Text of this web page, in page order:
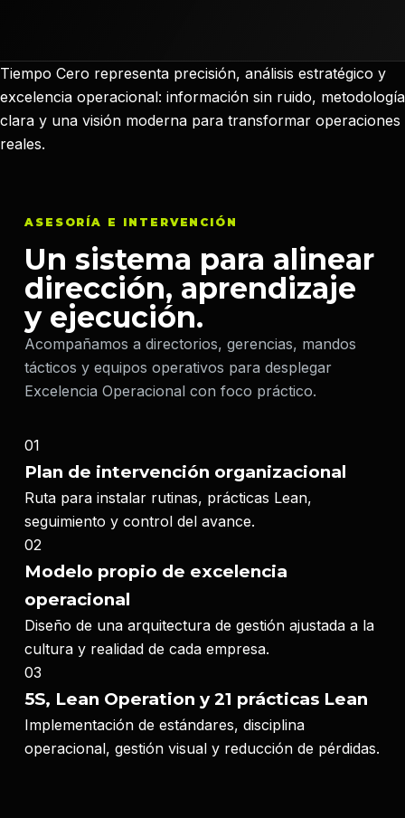
Tiempo Cero representa precisión, análisis estratégico y
excelencia operacional: información sin ruido, metodología
clara y una visión moderna para transformar operaciones
reales.
ASESORÍA E INTERVENCIÓN
Un sistema para alinear
dirección, aprendizaje
y ejecución.
Acompañamos a directorios, gerencias, mandos
tácticos y equipos operativos para desplegar
Excelencia Operacional con foco práctico.
01
Plan de intervención organizacional
Ruta para instalar rutinas, prácticas Lean,
seguimiento y control del avance.
02
Modelo propio de excelencia
operacional
Diseño de una arquitectura de gestión ajustada a la
cultura y realidad de cada empresa.
03
5S, Lean Operation y 21 prácticas Lean
Implementación de estándares, disciplina
operacional, gestión visual y reducción de pérdidas.